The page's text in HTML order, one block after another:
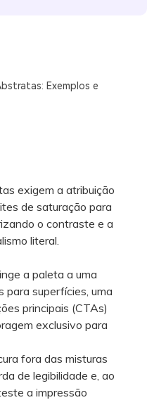
Exemplos e
exigem a atribuição
de saturação para
o contraste e a
literal.
a paleta a uma
para superfícies, uma
principais (CTAs)
exclusivo para
fora das misturas
de legibilidade e, ao
a impressão